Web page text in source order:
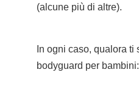
(alcune più di altre).
In ogni caso, qualora
bodyguard per